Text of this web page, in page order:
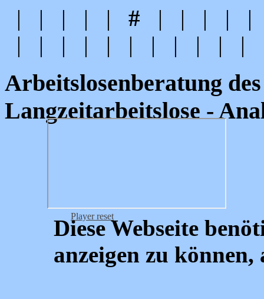
| | | | | # | | | | |
|
| | | | | | | | | |
Player reset
Arbeitslosenberatung
Langzeitarbeitslose -
Diese Webseite
anzeigen zu